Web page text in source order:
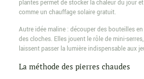
plantes permet de stocker la chaleur du jour
comme un chauffage solaire gratuit.
Autre idée maline : découper des bouteilles
des cloches. Elles jouent le rôle de mini-
laissent passer la lumière indispensable aux
La méthode des pierres chaudes